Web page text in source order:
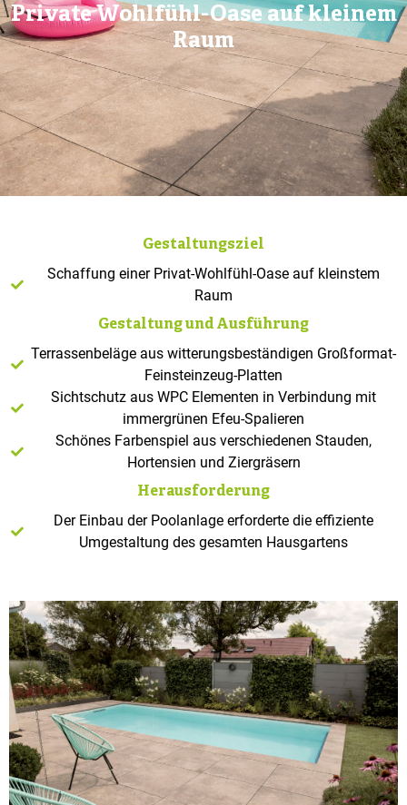
Private Wohlfühl-Oase auf kleinem
Raum
Gestaltungsziel
Schaffung einer Privat-Wohlfühl-Oase auf kleinstem
Raum
Gestaltung und Ausführung
Terrassenbeläge aus witterungsbeständigen Großformat-
Feinsteinzeug-Platten
Sichtschutz aus WPC Elementen in Verbindung mit
immergrünen Efeu-Spalieren
Schönes Farbenspiel aus verschiedenen Stauden,
Hortensien und Ziergräsern
Herausforderung
Der Einbau der Poolanlage erforderte die effiziente
Umgestaltung des gesamten Hausgartens